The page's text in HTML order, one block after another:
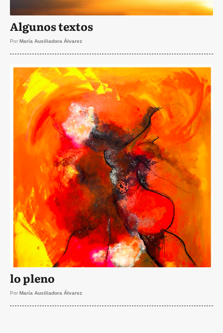
Algunos textos
Por María Auxiliadora Álvarez
lo pleno
Por María Auxiliadora Álvarez